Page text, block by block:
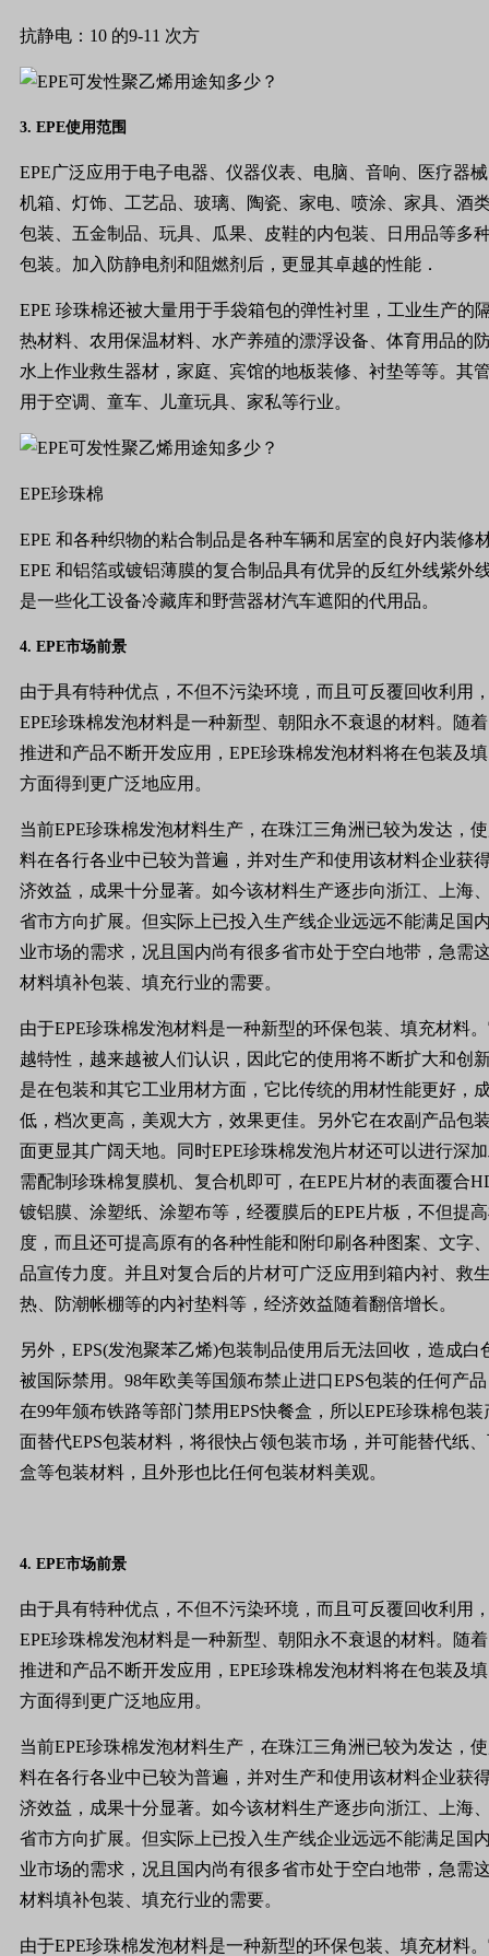
抗静电： 10 的9-11 次方
3. EPE使用范围
EPE广泛应用于电子电器、仪器仪表、电脑、音响、医疗器
机箱、灯饰、工艺品、玻璃、陶瓷、家电、喷涂、家具、酒
包装、五金制品、玩具、瓜果、皮鞋的内包装、日用品等多
包装。加入防静电剂和阻燃剂后，更显其卓越的性能．
EPE 珍珠棉还被大量用于手袋箱包的弹性衬里，工业生产的
热材料、农用保温材料、水产养殖的漂浮设备、体育用品的
水上作业救生器材，家庭、宾馆的地板装修、衬垫等等。其
用于空调、童车、儿童玩具、家私等行业。
EPE珍珠棉
EPE 和各种织物的粘合制品是各种车辆和居室的良好内装修
EPE 和铝箔或镀铝薄膜的复合制品具有优异的反红外线紫外
是一些化工设备冷藏库和野营器材汽车遮阳的代用品。
4. EPE市场前景
由于具有特种优点，不但不污染环境，而且可反覆回收利用
EPE珍珠棉发泡材料是一种新型、朝阳永不衰退的材料。随
推进和产品不断开发应用， EPE珍珠棉发泡材料将在包装及
方面得到更广泛地应用。
当前EPE珍珠棉发泡材料生产，在珠江三角洲已较为发达，
料在各行各业中已较为普遍，并对生产和使用该材料企业获
济效益，成果十分显著。如今该材料生产逐步向浙江、上海
省市方向扩展。但实际上已投入生产线企业远远不能满足国
业市场的需求，况且国内尚有很多省市处于空白地带，急需
材料填补包装、填充行业的需要。
由于EPE珍珠棉发泡材料是一种新型的环保包装、填充材料
越特性，越来越被人们认识，因此它的使用将不断扩大和创
是在包装和其它工业用材方面，它比传统的用材性能更好，
低，档次更高，美观大方，效果更佳。另外它在农副产品包
面更显其广阔天地。同时EPE珍珠棉发泡片材还可以进行深
需配制珍珠棉复膜机、复合机即可，在EPE 片材的表面覆合
镀铝膜、涂塑纸、涂塑布等，经覆膜后的EPE 片板，不但提
度，而且还可提高原有的各种性能和附印刷各种图案、文字
品宣传力度。并且对复合后的片材可广泛应用到箱内衬、救
热、防潮帐棚等的内衬垫料等，经济效益随着翻倍增长。
另外， EPS(发泡聚苯乙烯)包装制品使用后无法回收，造成白
被国际禁用。 98年欧美等国颁布禁止进口EPS包装的任何产
在99年颁布铁路等部门禁用EPS快餐盒，所以EPE珍珠棉包装
面替代EPS包装材料，将很快占领包装市场，并可能替代纸
盒等包装材料，且外形也比任何包装材料美观。
4. EPE市场前景
由于具有特种优点，不但不污染环境，而且可反覆回收利用
EPE珍珠棉发泡材料是一种新型、朝阳永不衰退的材料。随
推进和产品不断开发应用， EPE珍珠棉发泡材料将在包装及
方面得到更广泛地应用。
当前EPE珍珠棉发泡材料生产，在珠江三角洲已较为发达，
料在各行各业中已较为普遍，并对生产和使用该材料企业获
济效益，成果十分显著。如今该材料生产逐步向浙江、上海
省市方向扩展。但实际上已投入生产线企业远远不能满足国
业市场的需求，况且国内尚有很多省市处于空白地带，急需
材料填补包装、填充行业的需要。
由于EPE珍珠棉发泡材料是一种新型的环保包装、填充材料